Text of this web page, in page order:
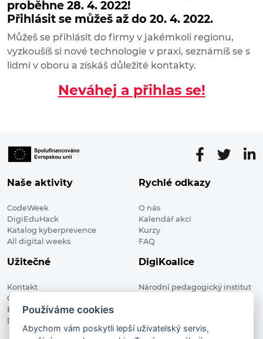
proběhne 28. 4. 2022!
Přihlásit se můžeš až do 20. 4. 2022.
Můžeš se přihlásit do firmy v jakémkoli regionu,
vyzkoušíš si nové technologie v praxi, seznámíš se s
lidmi v oboru a získáš důležité kontakty.
Neváhej a přihlas se!
Naše aktivity
CodeWeek
DigiEduHack
Katalog kyberprevence
All digital weeks
Rychlé odkazy
O nás
Kalendář akcí
Kurzy
FAQ
Užitečné
Kontakt
Členské organizace
Blog
Digitalizace ve vzdělávání
DigiKoalice
Národní pedagogický institut
Používáme cookies
Abychom vám poskytli lepší uživatelský servis,